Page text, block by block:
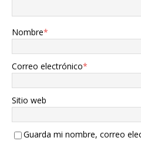
Nombre*
Correo electrónico*
Sitio web
Guarda mi nombre, correo